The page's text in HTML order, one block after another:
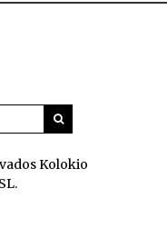
Kolokio